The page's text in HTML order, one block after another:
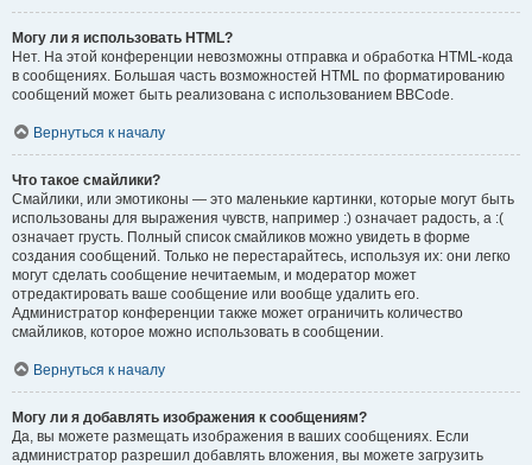
Могу ли я использовать HTML?
Нет. На этой конференции невозможны отправка и обработка HTML-кода
в сообщениях. Большая часть возможностей HTML по форматированию
сообщений может быть реализована с использованием BBCode.
Вернуться к началу
Что такое смайлики?
Смайлики, или эмотиконы — это маленькие картинки, которые могут быть
использованы для выражения чувств, например :) означает радость, а :(
означает грусть. Полный список смайликов можно увидеть в форме
создания сообщений. Только не перестарайтесь, используя их: они легко
могут сделать сообщение нечитаемым, и модератор может
отредактировать ваше сообщение или вообще удалить его.
Администратор конференции также может ограничить количество
смайликов, которое можно использовать в сообщении.
Вернуться к началу
Могу ли я добавлять изображения к сообщениям?
Да, вы можете размещать изображения в ваших сообщениях. Если
администратор разрешил добавлять вложения, вы можете загрузить